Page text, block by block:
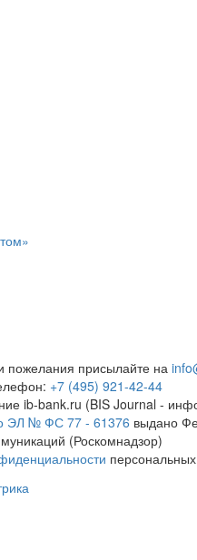
пожелания присылайте на
+7 (495) 921-42-44
ib-bank.ru (BIS Journal -
ЭЛ № ФС 77 - 61376 выдано
(Роскомнадзор)